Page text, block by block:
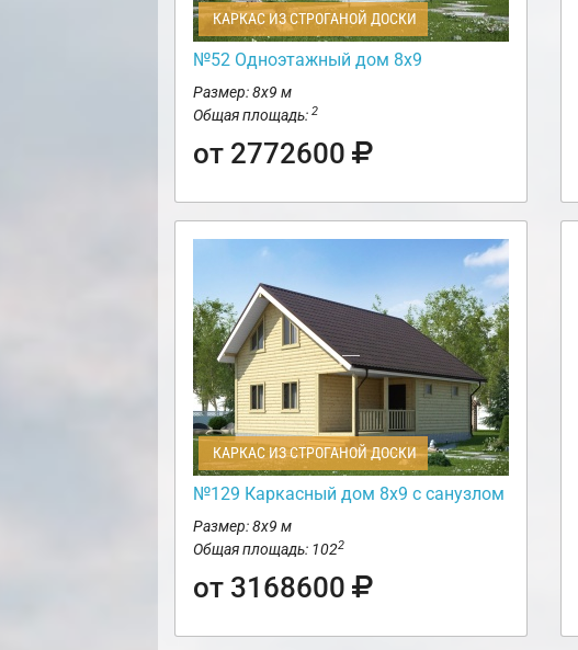
КАРКАС ИЗ СТРОГАНОЙ ДОСКИ
№52 Одноэтажный дом 8х9
Размер: 8х9 м
Общая площадь: 2
от 2772600
КАРКАС ИЗ СТРОГАНОЙ ДОСКИ
№129 Каркасный дом 8х9 с санузлом
Размер: 8х9 м
Общая площадь: 1022
от 3168600